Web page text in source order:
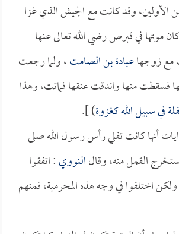
الأولين، وقد كانت مع الجيش الذي غزا
موتها في قبرص رضي الله تعالى عنها
مع زوجهاعبادة بن الصامت، ولما رجعت
فسقطت منها واندقت عنقها فماتت، وهذا
في سبيل الله كغزوة) ].
أنها كانت تفلي رأس رسول الله صلى
القمل منه، وقالالنووي: اتفقوا
ولكن اختلفوا في وجه هذه المحرمية، فمنهم